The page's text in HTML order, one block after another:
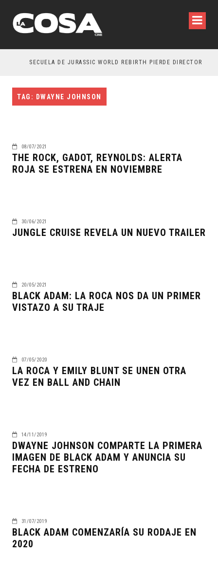
SECUELA DE JURASSIC WORLD REBIRTH PIERDE DIRECTOR
TAG: DWAYNE JOHNSON
08/07/2021
THE ROCK, GADOT, REYNOLDS: ALERTA
ROJA SE ESTRENA EN NOVIEMBRE
30/06/2021
JUNGLE CRUISE REVELA UN NUEVO TRAILER
20/05/2021
BLACK ADAM: LA ROCA NOS DA UN PRIMER
VISTAZO A SU TRAJE
07/05/2020
LA ROCA Y EMILY BLUNT SE UNEN OTRA
VEZ EN BALL AND CHAIN
14/11/2019
DWAYNE JOHNSON COMPARTE LA PRIMERA
IMAGEN DE BLACK ADAM Y ANUNCIA SU
FECHA DE ESTRENO
31/07/2019
BLACK ADAM COMENZARÍA SU RODAJE EN
2020